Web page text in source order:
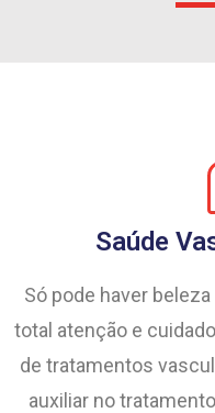
Saúde
Só pode haver
total atenção e
de tratamentos
auxiliar no